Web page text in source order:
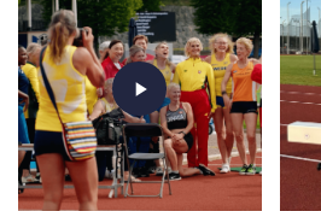
play_arrow